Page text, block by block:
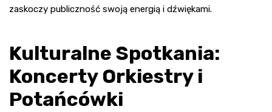
zaskoczy publiczność swoją energią i dźwiękami.
Kulturalne Spotkania:
Koncerty Orkiestry i
Potańcówki